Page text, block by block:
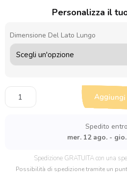
Personalizza il
Dimensione Del Lato Lungo
Sagoma
in
Spedito
mer. 12 ago. -
Spedizione GRATUITA con una
Possibilità di spedizione tramite un